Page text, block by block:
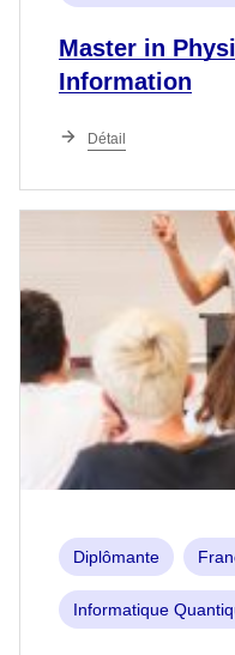
Master in
Information
Détail
Diplômante
Informatique